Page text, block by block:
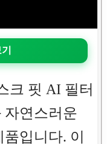
크 핏 AI 필터
자연스러운
입니다. 이